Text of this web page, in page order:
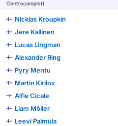
Centrocampisti
Nicklas Kroupkin
Jere Kallinen
Lucas Lingman
Alexander Ring
Pyry Mentu
Martin Kirilov
Alfie Cicale
Liam Möller
Leevi Palmula